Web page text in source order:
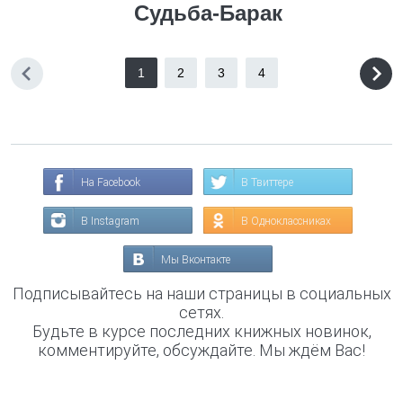
Судьба-Барак
1 2 3 4
На Facebook В Твиттере
В Instagram В Одноклассниках
Мы Вконтакте
Подписывайтесь на наши страницы в социальных
сетях.
Будьте в курсе последних книжных новинок,
комментируйте, обсуждайте. Мы ждём Вас!